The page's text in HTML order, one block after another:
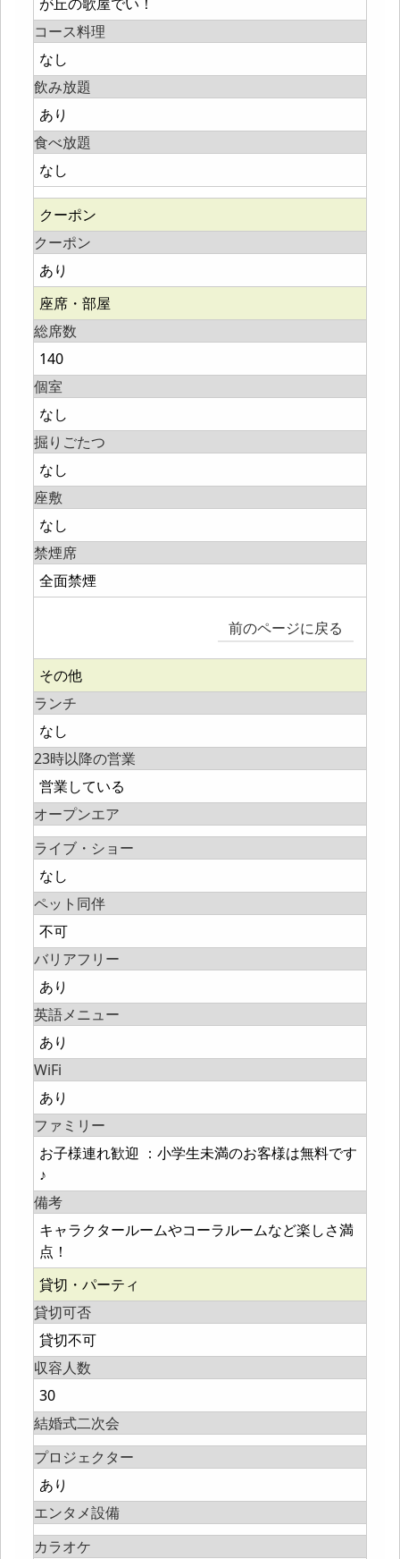
コース料理
なし
飲み放題
あり
食べ放題
なし
クーポン
クーポン
あり
座席・部屋
総席数
140
個室
なし
掘りごたつ
なし
座敷
なし
禁煙席
全面禁煙
前のページに戻る
その他
ランチ
なし
23時以降の営業
営業している
オープンエア
ライブ・ショー
なし
ペット同伴
不可
バリアフリー
あり
英語メニュー
あり
WiFi
あり
ファミリー
お子様連れ歓迎 ：小学生未満のお客様は無料です
♪
備考
キャラクタールームやコーラルームなど楽しさ満
点！
貸切・パーティ
貸切可否
貸切不可
収容人数
30
結婚式二次会
プロジェクター
あり
エンタメ設備
カラオケ